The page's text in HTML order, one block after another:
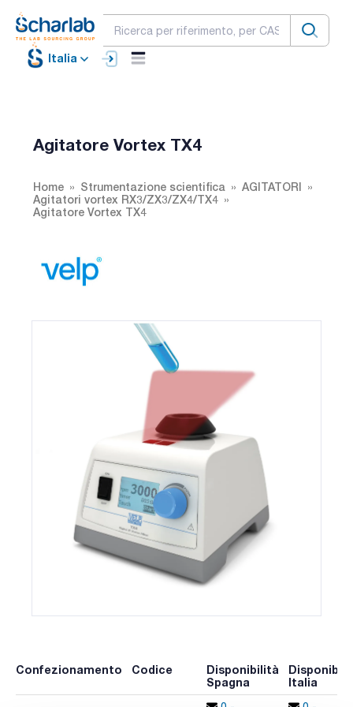
Italia
Agitatore Vortex TX4
Home Strumentazione scientifica
AGITATORI
Agitatori vortex RX3/ZX3/ZX4/TX4
Agitatore Vortex TX4
Confezionamento Codice
Disponibilità
Spagna
Italia